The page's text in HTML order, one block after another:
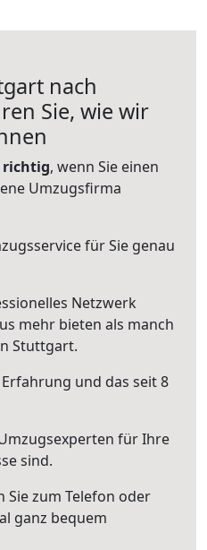
nach
Sie, wie wir
richtig, wenn Sie einen
Umzugsfirma
für Sie genau
Netzwerk
mehr bieten als manch
Stuttgart.
Erfahrung und das seit 8
für Ihre
sind.
Sie zum Telefon oder
ganz bequem